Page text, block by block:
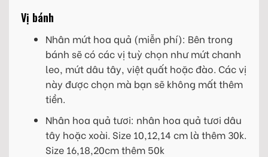
Vị bánh
Nhân mứt hoa quả (miễn phí): Bên trong
bánh sẽ có các vị tuỳ chọn như mứt chanh
leo, mứt dâu tây, việt quất hoặc đào. Các vị
này được chọn mà bạn sẽ không mất thêm
tiền.
Nhân hoa quả tươi: nhân hoa quả tươi dâu
tây hoặc xoài. Size 10,12,14 cm là thêm 30k.
Size 16,18,20cm thêm 50k